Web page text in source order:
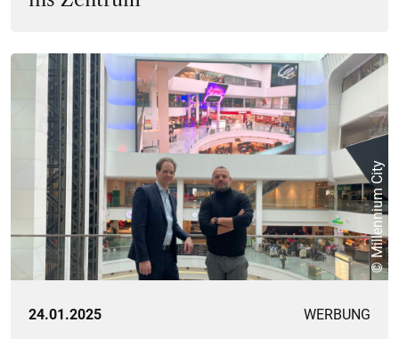
© Millennium City
24.01.2025 WERBUNG